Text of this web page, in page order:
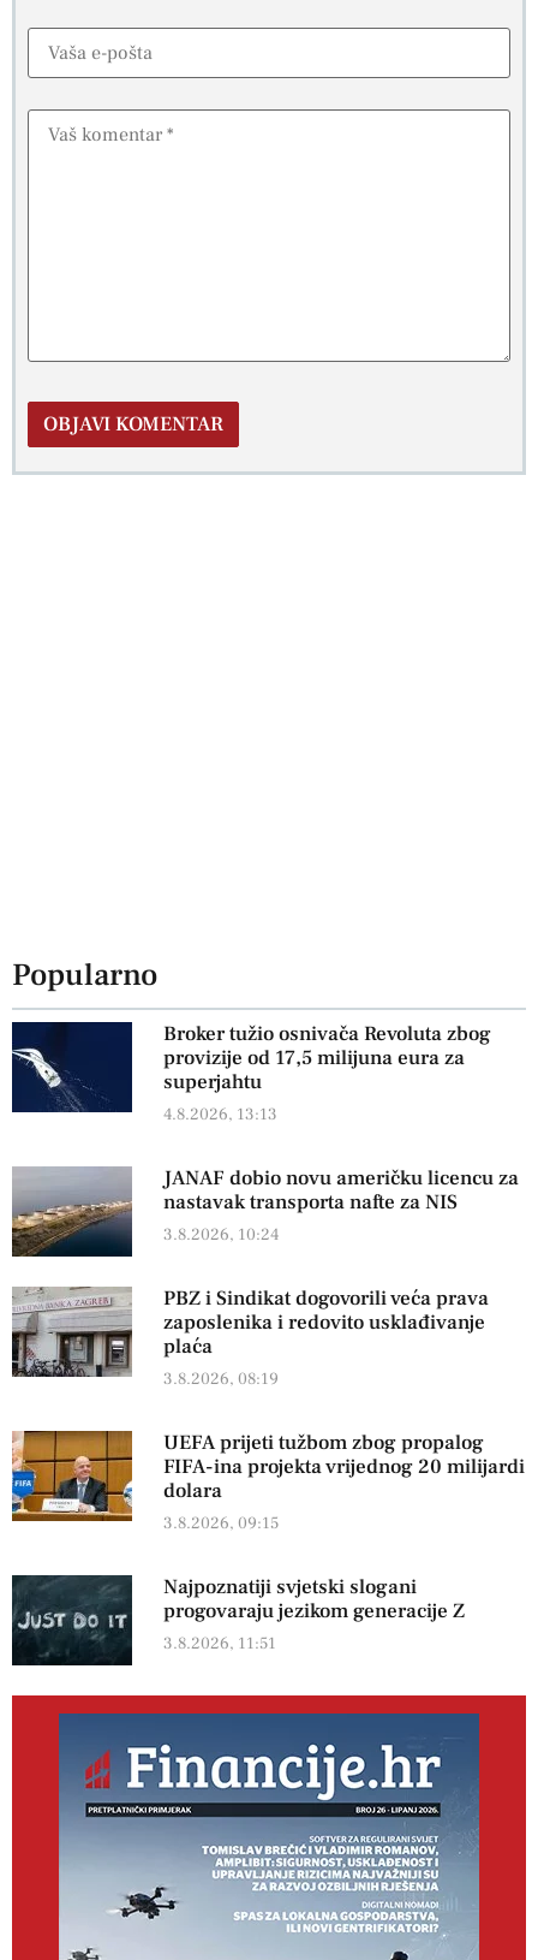
Popularno
Broker tužio osnivača Revoluta zbog
provizije od 17,5 milijuna eura za
superjahtu
4.8.2026, 13:13
JANAF dobio novu američku licencu za
nastavak transporta nafte za NIS
3.8.2026, 10:24
PBZ i Sindikat dogovorili veća prava
zaposlenika i redovito usklađivanje
plaća
3.8.2026, 08:19
UEFA prijeti tužbom zbog propalog
FIFA-ina projekta vrijednog 20 milijardi
dolara
3.8.2026, 09:15
Najpoznatiji svjetski slogani
progovaraju jezikom generacije Z
3.8.2026, 11:51